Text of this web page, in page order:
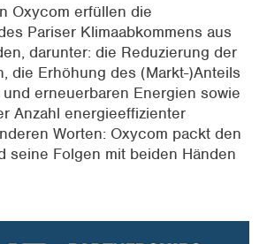
Oxycom erfüllen die
Pariser Klimaabkommens aus
darunter: die Reduzierung der
die Erhöhung des (Markt-)Anteils
erneuerbaren Energien sowie
Anzahl energieeffizienter
Worten: Oxycom packt den
seine Folgen mit beiden Händen